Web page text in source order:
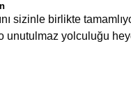
sizinle birlikte
unutulmaz yolculuğu